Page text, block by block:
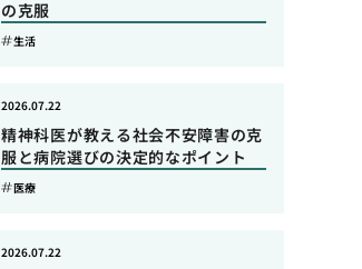
の克服
生活
精神科医が教える社会不安障害の克
服と病院選びの決定的なポイント
2026.07.22
医療
2026.07.22